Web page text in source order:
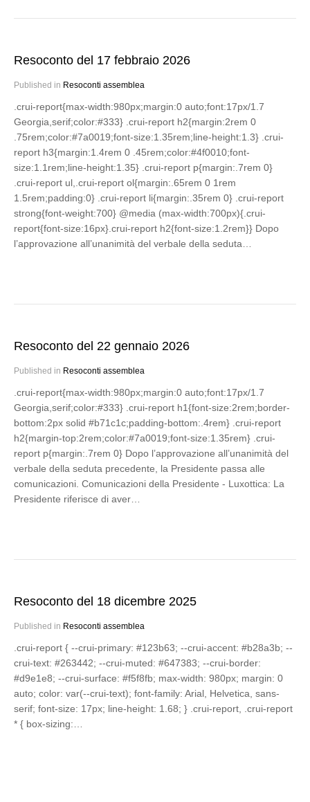
Resoconto del 17 febbraio 2026
Published in Resoconti assemblea
.crui-report{max-width:980px;margin:0 auto;font:17px/1.7
Georgia,serif;color:#333} .crui-report h2{margin:2rem 0
.75rem;color:#7a0019;font-size:1.35rem;line-height:1.3} .crui-
report h3{margin:1.4rem 0 .45rem;color:#4f0010;font-
size:1.1rem;line-height:1.35} .crui-report p{margin:.7rem 0}
.crui-report ul,.crui-report ol{margin:.65rem 0 1rem
1.5rem;padding:0} .crui-report li{margin:.35rem 0} .crui-report
strong{font-weight:700} @media (max-width:700px){.crui-
report{font-size:16px}.crui-report h2{font-size:1.2rem}} Dopo
l’approvazione all’unanimità del verbale della seduta…
Resoconto del 22 gennaio 2026
Published in Resoconti assemblea
.crui-report{max-width:980px;margin:0 auto;font:17px/1.7
Georgia,serif;color:#333} .crui-report h1{font-size:2rem;border-
bottom:2px solid #b71c1c;padding-bottom:.4rem} .crui-report
h2{margin-top:2rem;color:#7a0019;font-size:1.35rem} .crui-
report p{margin:.7rem 0} Dopo l’approvazione all’unanimità del
verbale della seduta precedente, la Presidente passa alle
comunicazioni. Comunicazioni della Presidente - Luxottica: La
Presidente riferisce di aver…
Resoconto del 18 dicembre 2025
Published in Resoconti assemblea
.crui-report { --crui-primary: #123b63; --crui-accent: #b28a3b; --
crui-text: #263442; --crui-muted: #647383; --crui-border:
#d9e1e8; --crui-surface: #f5f8fb; max-width: 980px; margin: 0
auto; color: var(--crui-text); font-family: Arial, Helvetica, sans-
serif; font-size: 17px; line-height: 1.68; } .crui-report, .crui-report
* { box-sizing:…